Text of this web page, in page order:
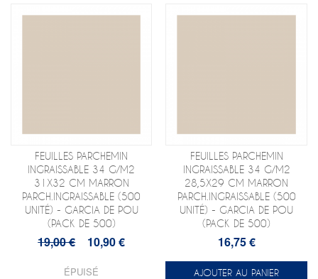
FEUILLES PARCHEMIN
INGRAISSABLE 34 G/M2
31X32 CM MARRON
PARCH.INGRAISSABLE (500
UNITÉ) - GARCIA DE POU
(PACK DE 500)
19,00 € 10,90 €
ÉPUISÉ
FEUILLES PARCHEMIN
INGRAISSABLE 34 G/M2
28,5X29 CM MARRON
PARCH.INGRAISSABLE (500
UNITÉ) - GARCIA DE POU
(PACK DE 500)
16,75 €
AJOUTER AU PANIER